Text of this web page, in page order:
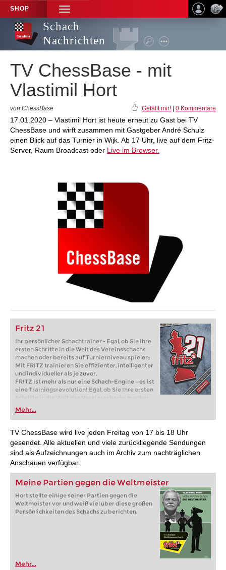
SHOP
TOGGLE
NAVIGATION
Schach
Nachrichten
TV ChessBase - mit
Vlastimil Hort
von ChessBase Gefällt mir! 0 Kommentare
17.01.2020 – Vlastimil Hort ist heute erneut zu Gast bei TV
ChessBase und wirft zusammen mit Gastgeber André Schulz
einen Blick auf das Turnier in Wijk. Ab 17 Uhr, live auf dem Fritz-
Server, Raum Broadcast oder Live im Browser.
Fritz 21
Ihr persönlicher Schachtrainer - Egal, ob Sie Ihre
ersten Schritte in die Welt des Vereinsschachs
machen oder bereits auf Turnierniveau spielen:
Mit FRITZ trainieren Sie effizienter, intelligenter
und individueller als je zuvor.
FRITZ ist mehr als nur eine Schach-Engine – es ist
eine Trainingsrevolution! Egal, ob Sie Ihre ersten
Schritte in die Welt des Vereinsschachs machen
oder bereits auf Turnierniveau spielen: Mit
FRITZ trainieren Sie effizienter, intelligenter und
individueller als je zuvor.
Mehr...
TV ChessBase wird live jeden Freitag von 17 bis 18 Uhr
gesendet. Alle aktuellen und viele zurückliegende Sendungen
sind als Aufzeichnungen auch im Archiv zum nachträglichen
Anschauen verfügbar.
Meine Partien gegen die Weltmeister
Hort stellte einige seiner Partien gegen die
Weltmeister vor und weiß viel über diese großen
Persönlichkeiten des Schachs zu berichten.
Mehr...